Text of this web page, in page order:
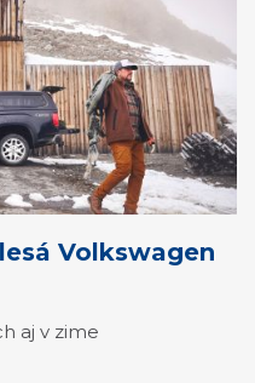
Volkswagen
aj v zime